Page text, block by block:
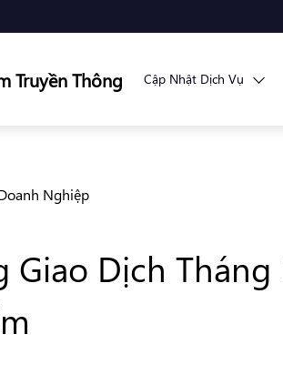
Truyền Thông Cập Nhật Dịch Vụ
Nghiệp
Giao Dịch